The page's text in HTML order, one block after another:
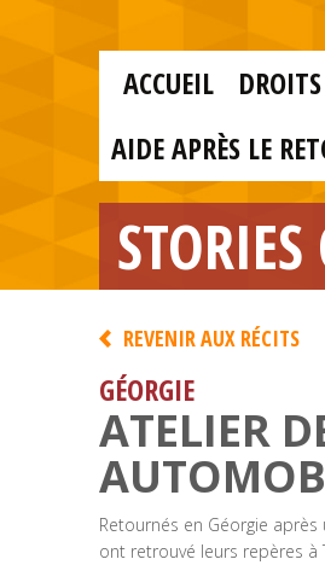
MAIN
MENU
FR
ACCUEIL
AIDE APRÈS LE
REVENIR AUX RÉCITS
GÉORGIE
ATELIER
Retournés en Géorgie après
ont retrouvé leurs repères